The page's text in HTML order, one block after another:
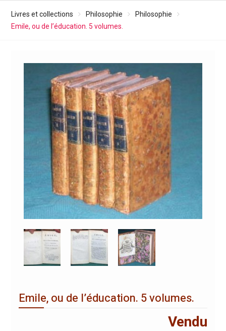
Livres et collections Philosophie
Philosophie
Emile, ou de l’éducation. 5 volumes.
Emile, ou de l’éducation. 5 volumes.
Vendu